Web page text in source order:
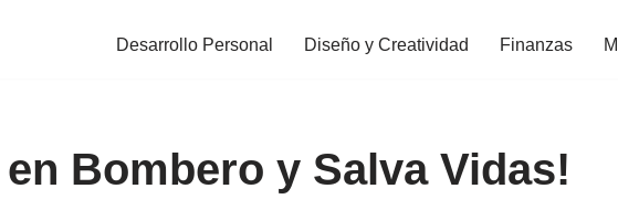
Desarrollo Personal Diseño y Creatividad Finanzas
en Bombero y Salva Vidas!